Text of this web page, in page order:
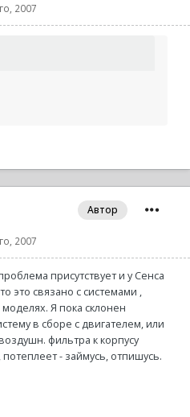
2007
2007
Автор
присутствует и у Сенса
это связано с системами ,
Я пока склонен
в сборе с двигателем, или
фильтра к корпусу
- займусь, отпишусь.